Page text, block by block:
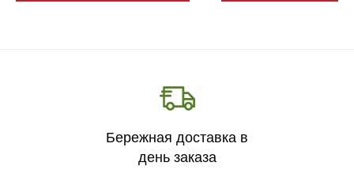
Бережная доставка в
день заказа